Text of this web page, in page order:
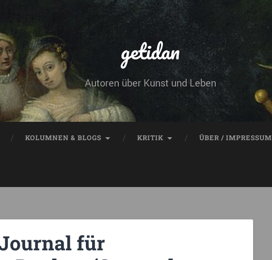
getidan
Autoren über Kunst und Leben
KOLUMNEN & BLOGS KRITIK ÜBER / IMPRESSUM
für